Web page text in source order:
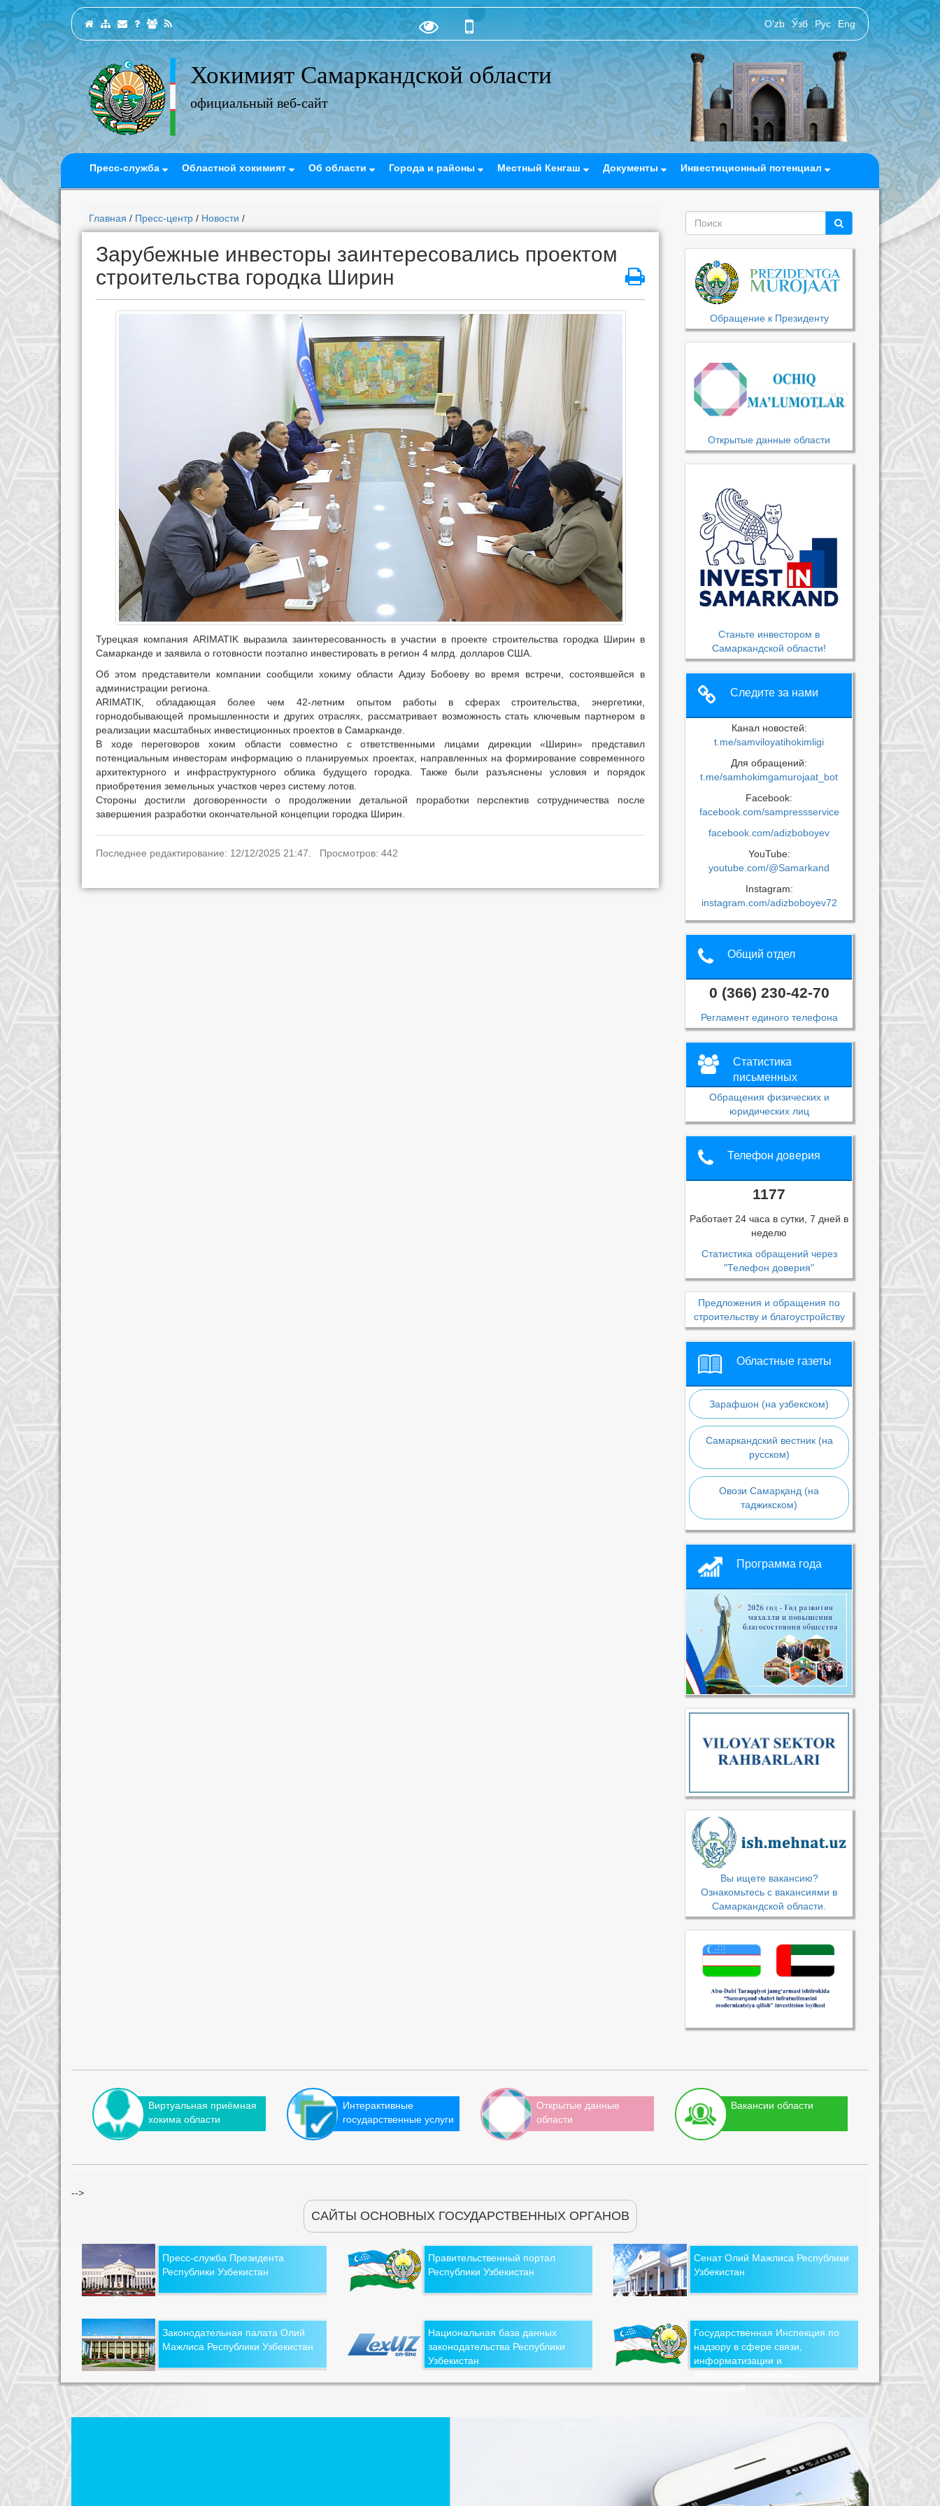
O‘zb Ўзб Рус Eng
Хокимият Самаркандской области
официальный веб-сайт
Пресс-служба Областной хокимият Об области Города и районы Местный Кенгаш Документы Инвестиционный потенциал
Главная / Пресс-центр / Новости /
Зарубежные инвесторы заинтересовались проектом
строительства городка Ширин
Турецкая компания ARIMATIK выразила заинтересованность в участии в проекте строительства городка Ширин в
Самарканде и заявила о готовности поэтапно инвестировать в регион 4 млрд. долларов США.
Об этом представители компании сообщили хокиму области Адизу Бобоеву во время встречи, состоявшейся в
администрации региона.
ARIMATIK, обладающая более чем 42-летним опытом работы в сферах строительства, энергетики,
горнодобывающей промышленности и других отраслях, рассматривает возможность стать ключевым партнером в
реализации масштабных инвестиционных проектов в Самарканде.
В ходе переговоров хоким области совместно с ответственными лицами дирекции «Ширин» представил
потенциальным инвесторам информацию о планируемых проектах, направленных на формирование современного
архитектурного и инфраструктурного облика будущего городка. Также были разъяснены условия и порядок
приобретения земельных участков через систему лотов.
Стороны достигли договоренности о продолжении детальной проработки перспектив сотрудничества после
завершения разработки окончательной концепции городка Ширин.
Последнее редактирование: 12/12/2025 21:47. Просмотров: 442
Обращение к Президенту
Открытые данные области
Станьте инвестором в
Самаркандской области!
Следите за нами
Канал новостей:
t.me/samviloyatihokimligi
Для обращений:
t.me/samhokimgamurojaat_bot
Facebook:
facebook.com/sampressservice
facebook.com/adizboboyev
YouTube:
youtube.com/@Samarkand
Instagram:
instagram.com/adizboboyev72
Общий отдел
0 (366) 230-42-70
Регламент единого телефона
Статистика
письменных
обращений
Обращения физических и
юридических лиц
Телефон доверия
1177
Работает 24 часа в сутки, 7 дней в
неделю
Статистика обращений через
"Телефон доверия"
Предложения и обращения по
строительству и благоустройству
Областные газеты
Зарафшон (на узбекском)
Самаркандский вестник (на
русском)
Овози Самарқанд (на
таджикском)
Программа года
Вы ищете вакансию?
Ознакомьтесь с вакансиями в
Самаркандской области.
Виртуальная приёмная
хокима области
Интерактивные
государственные услуги
Открытые данные
области
Вакансии области
-->
САЙТЫ ОСНОВНЫХ ГОСУДАРСТВЕННЫХ ОРГАНОВ
Пресс-служба Президента
Республики Узбекистан
Правительственный портал
Республики Узбекистан
Сенат Олий Мажлиса Республики
Узбекистан
Законодательная палата Олий
Мажлиса Республики Узбекистан
Национальная база данных
законодательства Республики
Узбекистан
Государственная Инспекция по
надзору в сфере связи,
информатизации и
технологий